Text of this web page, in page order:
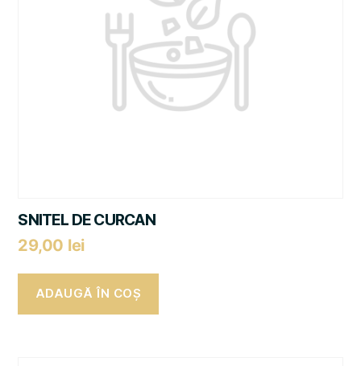
SNITEL DE CURCAN
29,00 lei
ADAUGĂ ÎN COȘ